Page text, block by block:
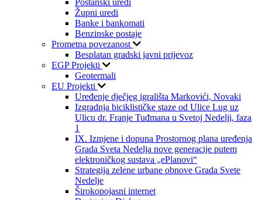
Župni uredi
Banke i bankomati
Benzinske postaje
Prometna povezanost
Besplatan gradski javni prijevoz
EGP Projekti
Geotermali
EU Projekti
Uređenje dječjeg igrališta Markovići, Novaki
Izgradnja biciklističke staze od Ulice Lug uz
Ulicu dr. Franje Tuđmana u Svetoj Nedelji, faza
1
IX. Izmjene i dopuna Prostornog plana uređenja
Grada Sveta Nedelja nove generacije putem
elektroničkog sustava „ePlanovi“
Strategija zelene urbane obnove Grada Svete
Nedelje
Širokopojasni internet